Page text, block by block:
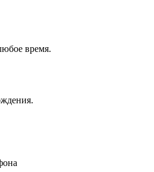
время.